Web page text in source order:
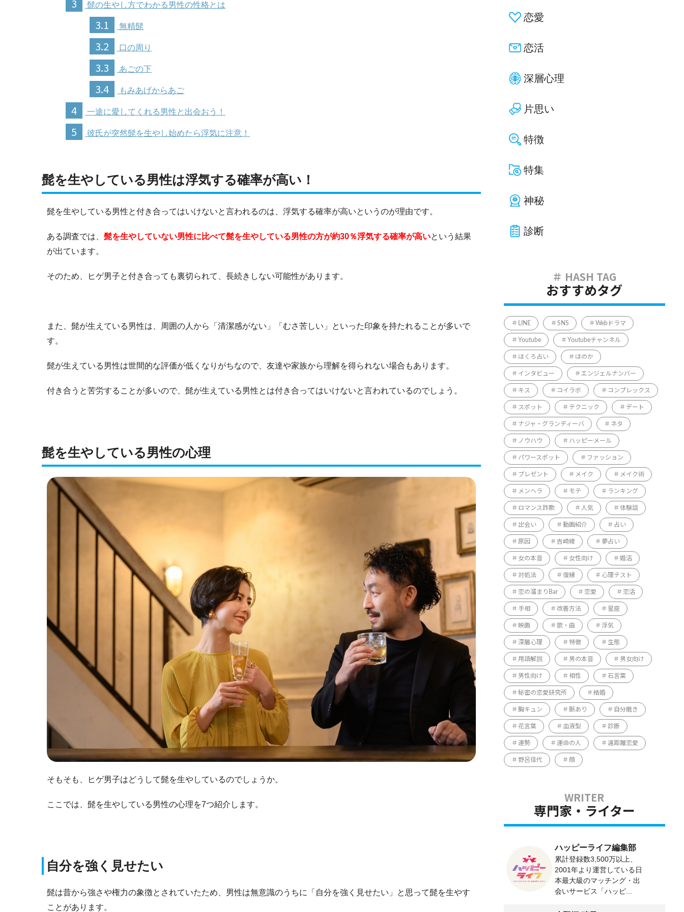
3 髭の生やし方でわかる男性の性格とは
3.1 無精髭
3.2 口の周り
3.3 あごの下
3.4 もみあげからあご
4 一途に愛してくれる男性と出会おう！
5 彼氏が突然髭を生やし始めたら浮気に注意！
髭を生やしている男性は浮気する確率が高い！
髭を生やしている男性と付き合ってはいけないと言われるのは、浮気する確率が高いというのが理由です。
ある調査では、 髭を生やしていない男性に比べて髭を生やしている男性の方が約30％浮気する確率が高いという結果
が出ています。
そのため、ヒゲ男子と付き合っても裏切られて、長続きしない可能性があります。
また、髭が生えている男性は、周囲の人から「清潔感がない」「むさ苦しい」といった印象を持たれることが多いで
す。
髭が生えている男性は世間的な評価が低くなりがちなので、友達や家族から理解を得られない場合もあります。
付き合うと苦労することが多いので、髭が生えている男性とは付き合ってはいけないと言われているのでしょう。
髭を生やしている男性の心理
そもそも、ヒゲ男子はどうして髭を生やしているのでしょうか。
ここでは、髭を生やしている男性の心理を7つ紹介します。
自分を強く見せたい
髭は昔から強さや権力の象徴とされていたため、男性は無意識のうちに「自分を強く見せたい」と思って髭を生やす
ことがあります。
恋愛
恋活
深層心理
片思い
特徴
特集
神秘
診断
おすすめタグ
LINE SNS Webドラマ
Youtube Youtubeチャンネル
ほくろ占い ほのか
インタビュー エンジェルナンバー
キス コイラボ コンプレックス
スポット テクニック デート
ナジャ・グランディーバ ネタ
ノウハウ ハッピーメール
パワースポット ファッション
プレゼント メイク メイク術
メンヘラ モテ ランキング
ロマンス詐欺 人気 体験談
出会い 動画紹介 占い
原因 吉崎綾 夢占い
女の本音 女性向け 婚活
対処法 復縁 心理テスト
恋の溜まりBar 恋愛 恋活
手相 改善方法 星座
映画 歌・曲 浮気
深層心理 特徴 生態
用語解説 男の本音 男女向け
男性向け 相性 石言葉
秘密の恋愛研究所 結婚
胸キュン 脈あり 自分磨き
花言葉 血液型 診断
運勢 運命の人 遠距離恋愛
野呂佳代 顔
専門家・ライター
ハッピーライフ編集部
累計登録数3,500万以上、
2001年より運営している日
本最大級のマッチング・出
会いサービス「ハッピ...